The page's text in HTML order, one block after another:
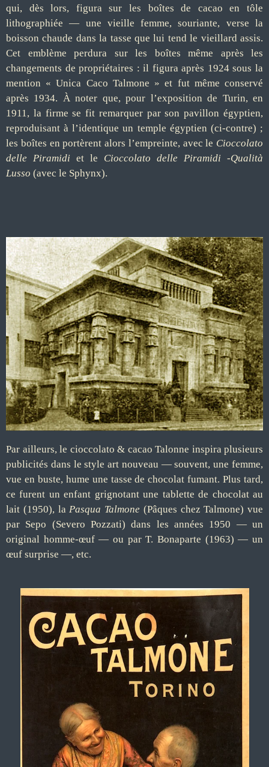
qui, dès lors, figura sur les boîtes de cacao en tôle
lithographiée — une vieille femme, souriante, verse la
boisson chaude dans la tasse que lui tend le vieillard assis.
Cet emblème perdura sur les boîtes même après les
changements de propriétaires : il figura après 1924 sous la
mention « Unica Caco Talmone » et fut même conservé
après 1934. À noter que, pour l’exposition de Turin, en
1911, la firme se fit remarquer par son pavillon égyptien,
reproduisant à l’identique un temple égyptien (ci-contre) ;
les boîtes en portèrent alors l’empreinte, avec le Cioccolato
delle Piramidi et le Cioccolato delle Piramidi -Qualità
Lusso (avec le Sphynx).
Par ailleurs, le cioccolato & cacao Talonne inspira plusieurs
publicités dans le style art nouveau — souvent, une femme,
vue en buste, hume une tasse de chocolat fumant. Plus tard,
ce furent un enfant grignotant une tablette de chocolat au
lait (1950), la Pasqua Talmone (Pâques chez Talmone) vue
par Sepo (Severo Pozzati) dans les années 1950 — un
original homme-œuf — ou par T. Bonaparte (1963) — un
œuf surprise —, etc.